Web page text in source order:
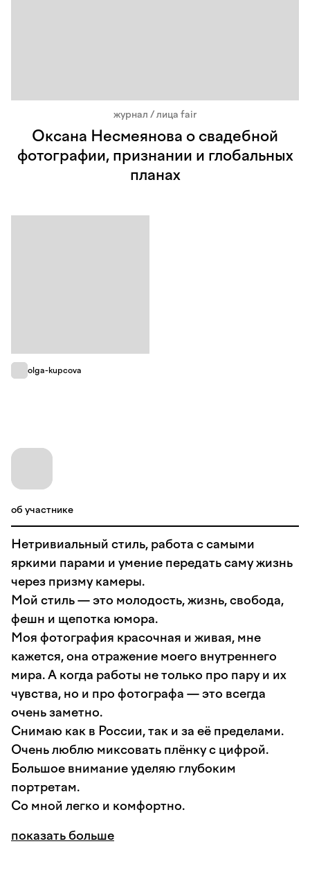
журнал / лица fair
Оксана Несмеянова о свадебной
фотографии, признании и глобальных
планах
olga-kupcova
об участнике
Нетривиальный стиль, работа с самыми
яркими парами и умение передать саму жизнь
через призму камеры.
Мой стиль — это молодость, жизнь, свобода,
фешн и щепотка юмора.
Моя фотография красочная и живая, мне
кажется, она отражение моего внутреннего
мира. А когда работы не только про пару и их
чувства, но и про фотографа — это всегда
очень заметно.
Снимаю как в России, так и за её пределами.
Очень люблю миксовать плёнку с цифрой.
Большое внимание уделяю глубоким
портретам.
Со мной легко и комфортно.
показать больше